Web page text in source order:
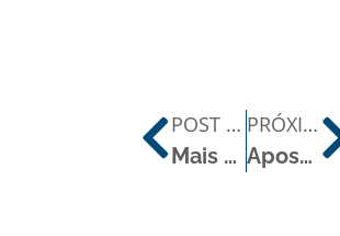
POST ANTERIOR
Mais do que limpar, é purificar.
PRÓXIMO POST
Apostar na Saúde Mental pode aumentar em 30% a produtividade nas empresas